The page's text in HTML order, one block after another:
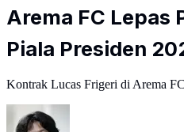
Arema FC Lepas
Piala Presiden
Kontrak Lucas Frigeri di Arema